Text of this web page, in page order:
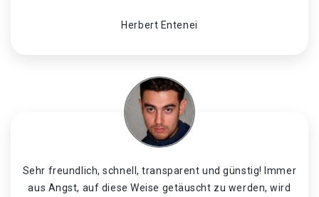
Herbert Entenei
Sehr freundlich, schnell, transparent und günstig! Immer
aus Angst, auf diese Weise getäuscht zu werden, wird